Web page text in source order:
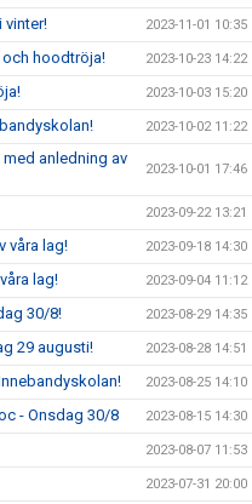
2023-11-01 10:35
hoodtröja! 2023-10-23 14:22
2023-10-03 15:20
2023-10-02 11:22
anledning av
2023-10-01 17:46
2023-09-22 13:21
våra lag! 2023-09-18 14:30
lag! 2023-09-04 11:12
30/8! 2023-08-29 14:35
29 augusti! 2023-08-28 14:51
2023-08-25 14:10
- Onsdag 30/8 2023-08-15 14:30
2023-08-07 11:53
2023-07-31 20:00